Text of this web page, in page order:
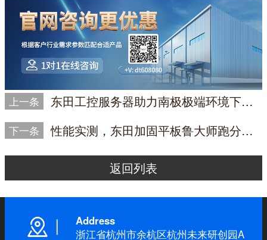
上一条 东田工控服务器助力南极极端环境下串口通讯测试
下一条 性能实测，东田加固平板鲁大师跑分超64万，定义三防设备新标杆
返回列表
Address
浙江省杭州市余杭区杭州未来研创园A